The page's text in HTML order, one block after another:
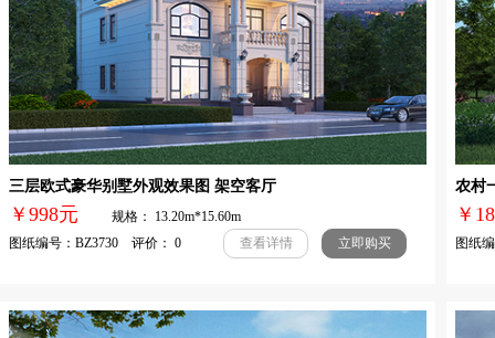
三层欧式豪华别墅外观效果图 架空客厅
￥998元
规格： 13.20m*15.60m
图纸编号：BZ3730 评价： 0
查看详情 立即购买
农村
￥
图纸编